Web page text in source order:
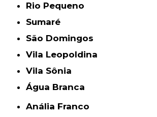
Rio Pequeno
Sumaré
São Domingos
Vila Leopoldina
Vila Sônia
Água Branca
Anália Franco